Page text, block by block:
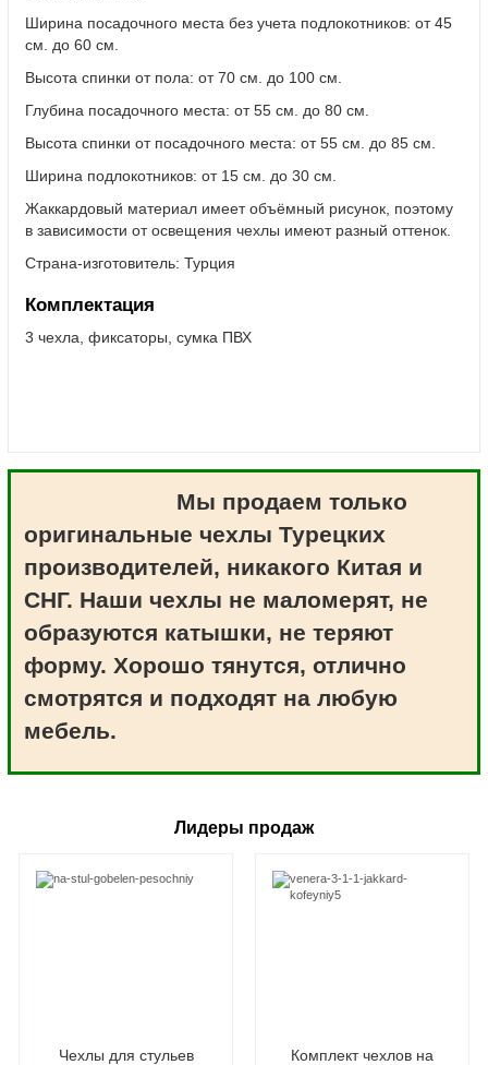
Ширина посадочного места без учета подлокотников: от 45
см. до 60 см.
Высота спинки от пола: от 70 см. до 100 см.
Глубина посадочного места: от 55 см. до 80 см.
Высота спинки от посадочного места: от 55 см. до 85 см.
Ширина подлокотников: от 15 см. до 30 см.
Жаккардовый материал имеет объёмный рисунок, поэтому
в зависимости от освещения чехлы имеют разный оттенок.
Страна-изготовитель: Турция
Комплектация
3 чехла, фиксаторы, сумка ПВХ
Мы продаем только
оригинальные чехлы Турецких
производителей, никакого Китая и
СНГ. Наши чехлы не маломерят, не
образуются катышки, не теряют
форму. Хорошо тянутся, отлично
смотрятся и подходят на любую
мебель.
Лидеры продаж
Чехлы для стульев
Комплект чехлов на